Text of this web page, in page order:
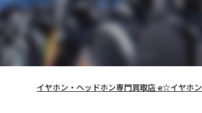
イヤホン・ヘッドホン専門買取店 e☆イヤホン